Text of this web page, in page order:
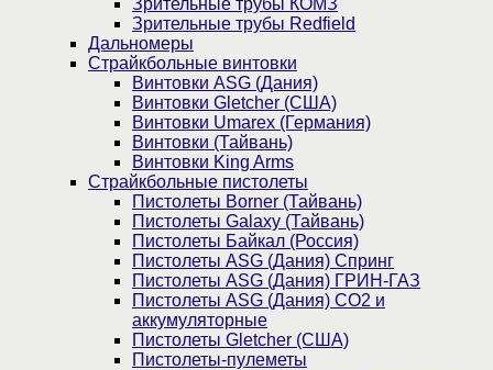
Зрительные трубы КОМЗ
Зрительные трубы Redfield
Дальномеры
Страйкбольные винтовки
Винтовки ASG (Дания)
Винтовки Gletcher (США)
Винтовки Umarex (Германия)
Винтовки (Тайвань)
Винтовки King Arms
Страйкбольные пистолеты
Пистолеты Borner (Тайвань)
Пистолеты Galaxy (Тайвань)
Пистолеты Байкал (Россия)
Пистолеты ASG (Дания) Спринг
Пистолеты ASG (Дания) ГРИН-ГАЗ
Пистолеты ASG (Дания) CO2 и
аккумуляторные
Пистолеты Gletcher (США)
Пистолеты-пулеметы